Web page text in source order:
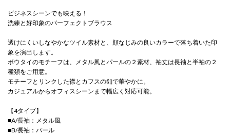
ビジネスシーンでも映える！
洗練と好印象のパーフェクトブラウス
透けにくいしなやかなツイル素材と、顔なじみの良いカラーで落ち着いた印
象を演出します。
ボウタイのモチーフは、メタル風とパールの２素材、袖丈は長袖と半袖の２
種類をご用意。
モチーフとリンクした襟とカフスの釦で華やかに。
カジュアルからオフィスシーンまで幅広く対応可能。
【4タイプ】
■A/長袖：メタル風
■B/長袖：パール